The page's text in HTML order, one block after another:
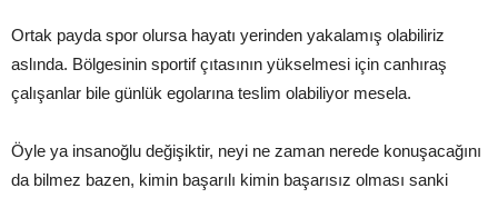
Ortak payda spor olursa hayatı yerinden yakalamış olabiliriz
aslında. Bölgesinin sportif çıtasının yükselmesi için canhıraş
çalışanlar bile günlük egolarına teslim olabiliyor mesela.
Öyle ya insanoğlu değişiktir, neyi ne zaman nerede konuşacağını
da bilmez bazen, kimin başarılı kimin başarısız olması sanki